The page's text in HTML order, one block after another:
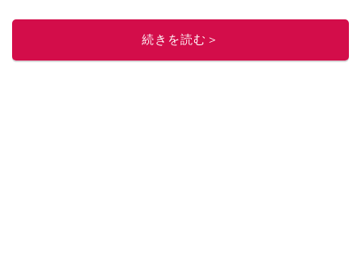
このイチオシストの他の記事を読む
続きを読む＞